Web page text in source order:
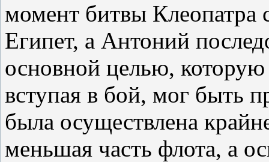
момент битвы Клеопатра
Египет, а Антоний
основной целью,
вступая в бой, мог быть
была осуществлена
меньшая часть флота, а